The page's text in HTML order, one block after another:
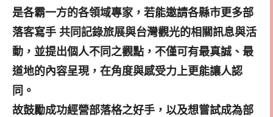
是各霸一方的各領域專家，若能邀請各縣市更多部
落客寫手 共同記錄旅展與台灣觀光的相關訊息與活
動，並提出個人不同之觀點，不僅可有最真誠、最
道地的內容呈現，在角度與感受力上更能讓人認
同。
故鼓勵成功經營部落格之好手，以及想嘗試成為部